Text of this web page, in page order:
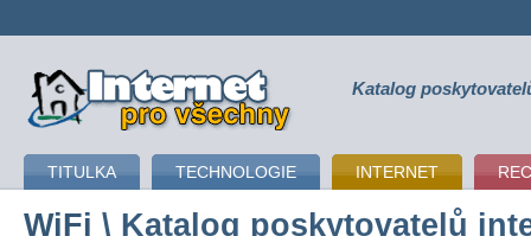
připojení k internetu Katalog
TITULKA TECHNOLOGIE INTERNET
WiFi \ Katalog poskytovatelů